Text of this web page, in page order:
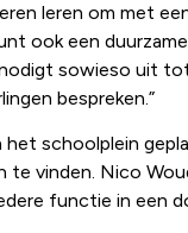
leren om met
ook een
sowieso uit
bespreken.”
schoolplein
vinden. Nico
functie in een